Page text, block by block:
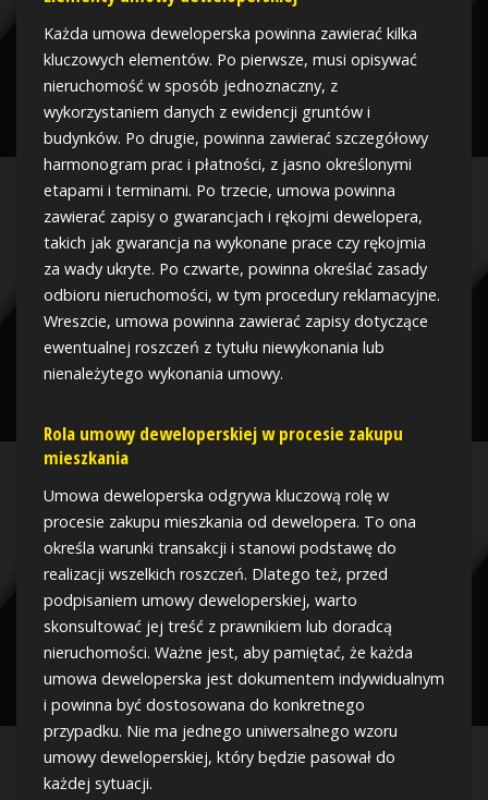
Każda umowa deweloperska powinna zawierać kilka
kluczowych elementów. Po pierwsze, musi opisywać
nieruchomość w sposób jednoznaczny, z
wykorzystaniem danych z ewidencji gruntów i
budynków. Po drugie, powinna zawierać szczegółowy
harmonogram prac i płatności, z jasno określonymi
etapami i terminami. Po trzecie, umowa powinna
zawierać zapisy o gwarancjach i rękojmi dewelopera,
takich jak gwarancja na wykonane prace czy rękojmia
za wady ukryte. Po czwarte, powinna określać zasady
odbioru nieruchomości, w tym procedury reklamacyjne.
Wreszcie, umowa powinna zawierać zapisy dotyczące
ewentualnej roszczeń z tytułu niewykonania lub
nienależytego wykonania umowy.
Rola umowy deweloperskiej w procesie zakupu
mieszkania
Umowa deweloperska odgrywa kluczową rolę w
procesie zakupu mieszkania od dewelopera. To ona
określa warunki transakcji i stanowi podstawę do
realizacji wszelkich roszczeń. Dlatego też, przed
podpisaniem umowy deweloperskiej, warto
skonsultować jej treść z prawnikiem lub doradcą
nieruchomości. Ważne jest, aby pamiętać, że każda
umowa deweloperska jest dokumentem indywidualnym
i powinna być dostosowana do konkretnego
przypadku. Nie ma jednego uniwersalnego wzoru
umowy deweloperskiej, który będzie pasował do
każdej sytuacji.